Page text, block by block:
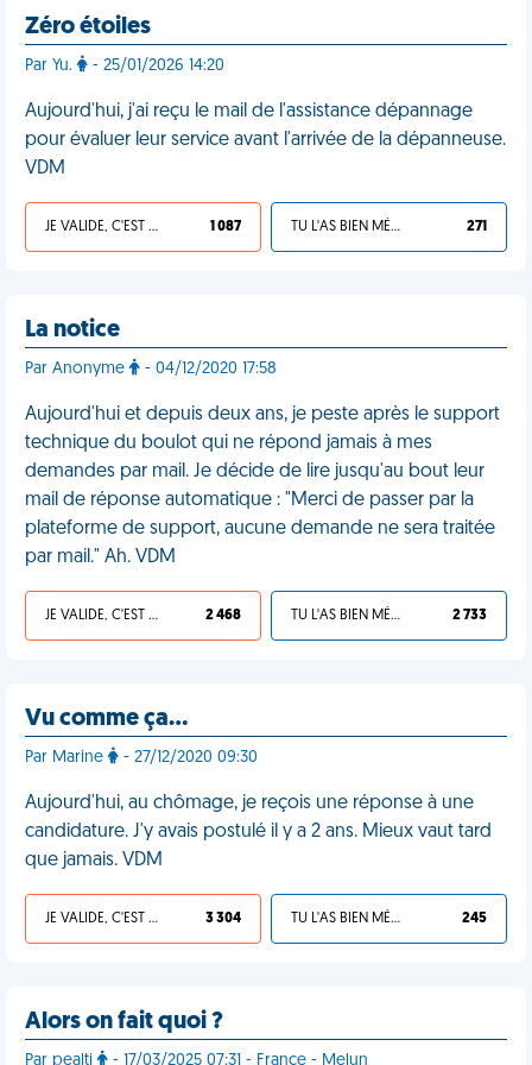
Zéro étoiles
Par Yu. - 25/01/2026 14:20
Aujourd'hui, j'ai reçu le mail de l'assistance dépannage
pour évaluer leur service avant l'arrivée de la dépanneuse.
VDM
JE VALIDE, C'EST UNE VDM 1 087 TU L'AS BIEN MÉRITÉ 271
La notice
Par Anonyme - 04/12/2020 17:58
Aujourd'hui et depuis deux ans, je peste après le support
technique du boulot qui ne répond jamais à mes
demandes par mail. Je décide de lire jusqu'au bout leur
mail de réponse automatique : "Merci de passer par la
plateforme de support, aucune demande ne sera traitée
par mail." Ah. VDM
JE VALIDE, C'EST UNE VDM 2 468 TU L'AS BIEN MÉRITÉ 2 733
Vu comme ça…
Par Marine - 27/12/2020 09:30
Aujourd'hui, au chômage, je reçois une réponse à une
candidature. J'y avais postulé il y a 2 ans. Mieux vaut tard
que jamais. VDM
JE VALIDE, C'EST UNE VDM 3 304 TU L'AS BIEN MÉRITÉ 245
Alors on fait quoi ?
Par pealti - 17/03/2025 07:31 - France - Melun